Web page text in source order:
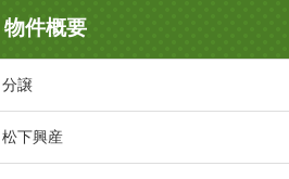
物件概要
分譲
松下興産